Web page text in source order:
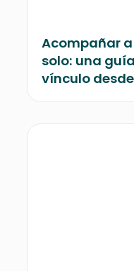
Acompañar
solo: una
vínculo